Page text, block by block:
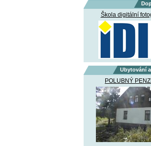
Škola digitální
Ubytování
POLUBNÝ